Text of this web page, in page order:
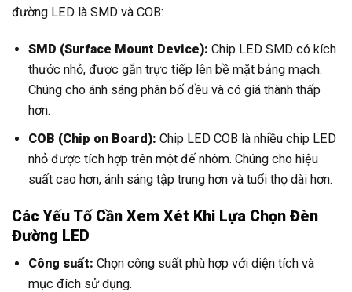
đường LED là SMD và COB:
SMD (Surface Mount Device): Chip LED SMD có kích
thước nhỏ, được gắn trực tiếp lên bề mặt bảng mạch.
Chúng cho ánh sáng phân bố đều và có giá thành thấp
hơn.
COB (Chip on Board): Chip LED COB là nhiều chip LED
nhỏ được tích hợp trên một đế nhôm. Chúng cho hiệu
suất cao hơn, ánh sáng tập trung hơn và tuổi thọ dài hơn.
Các Yếu Tố Cần Xem Xét Khi Lựa Chọn Đèn
Đường LED
Công suất: Chọn công suất phù hợp với diện tích và
mục đích sử dụng.